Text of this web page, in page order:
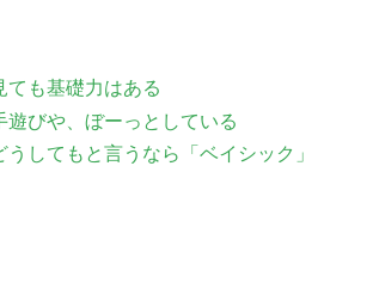
も基礎力はある
びや、ぼーっとしている
してもと言うなら「ベイシック」